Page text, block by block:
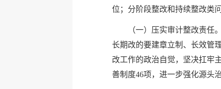
位；分阶段整改和持续整改类
（一）压实审计整改责
长期改的要建章立制、长效管
改工作的政治自觉，坚决扛牢
善制度46项，进一步强化源头